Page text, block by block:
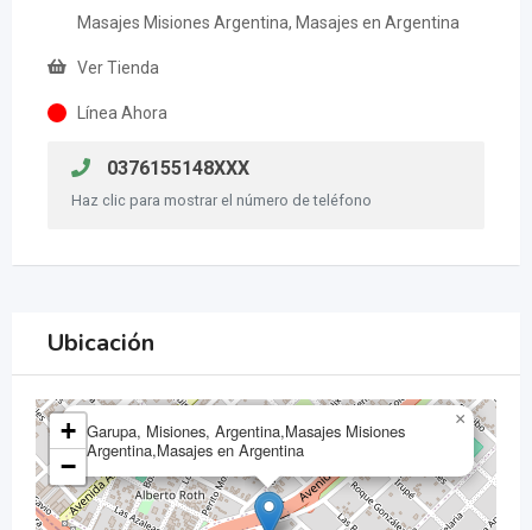
Masajes Misiones Argentina, Masajes en Argentina
Ver Tienda
Línea Ahora
0376155148XXX
Haz clic para mostrar el número de teléfono
Ubicación
Garupa, Misiones, Argentina,Masajes Misiones
Argentina,Masajes en Argentina
×
+
−